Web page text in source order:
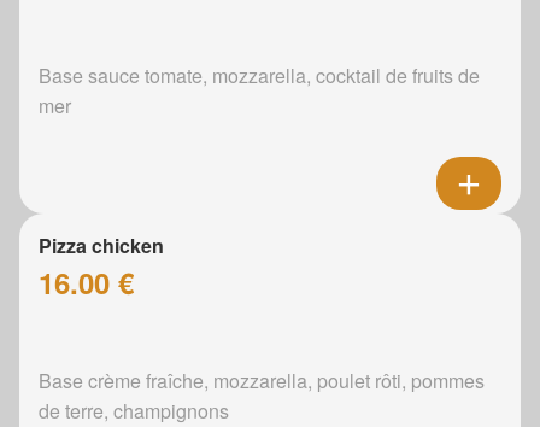
Base sauce tomate, mozzarella, cocktail de fruits de
mer
Pizza chicken
16.00 €
Base crème fraîche, mozzarella, poulet rôti, pommes
de terre, champignons